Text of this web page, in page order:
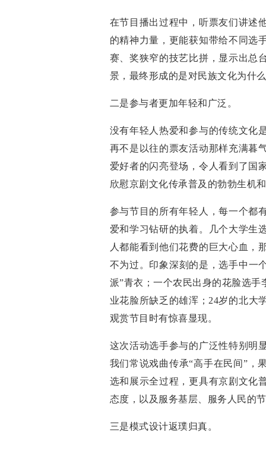
在节目播出过程中，听票友们讲述
的精神力量，更能获知带给不同选
赛、奖狭窄的技艺比拼，显示出总
景，最终形成的是对民族文化为什
二是参与者更加年轻和广泛。
没有年轻人热爱和参与的传统文化
再不是以往的票友活动那样充满暮
爱好者的闪亮登场，令人看到了国
欣慰京剧文化传承普及的勃勃生机
参与节目的所有年轻人，每一个都
爱和学习钻研的执着。几个大学生
人都能看到他们花费的巨大心血，
不为过。印象深刻的是，选手中一
派”青衣；一个农民出身的花脸选
业花脸所缺乏的雄浑；24岁的北大
观赏节目时有惊喜显现。
这次活动选手参与的广泛性特别明
我们常说戏曲传承“高手在民间”，
选和展示全过程，更具有京剧文化
态度，以及服务基层、服务人民的
三是模式设计返璞归真。